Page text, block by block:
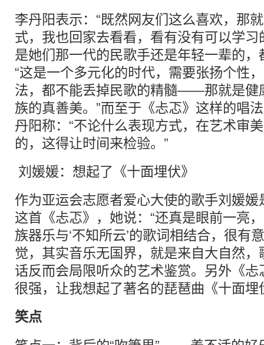
李丹阳表示：“既然网友们这么喜欢，那
式，我也回家去看看，看有没有可以学习
是她们那一代的民歌手还是年轻一辈的
“这是一个多元化的时代，需要张扬个性
法，都不能丢掉民歌的精髓——那就是健
族的真善美。”而至于《忐忑》这样的唱
丹阳称：“不论什么表现方式，在艺术审
的，这得让时间来检验。”
刘媛媛：想起了《十面埋伏》
作为亚运会志愿者爱心大使的歌手刘媛
这首《忐忑》，她说：“还真是眼前一亮
族器乐与‘不知所云’的歌词相结合，很有
觉，其实音乐无国界，就是来自大自然
话反而会局限听众的艺术鉴赏。另外《
很强，让我想起了著名的琵琶曲《十面埋
笑点